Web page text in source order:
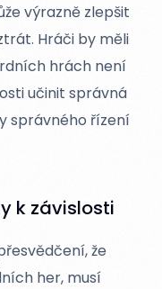
výrazně zlepšit
Hráči by měli
hrách není
učinit správná
správného řízení
k závislosti
že
her, musí